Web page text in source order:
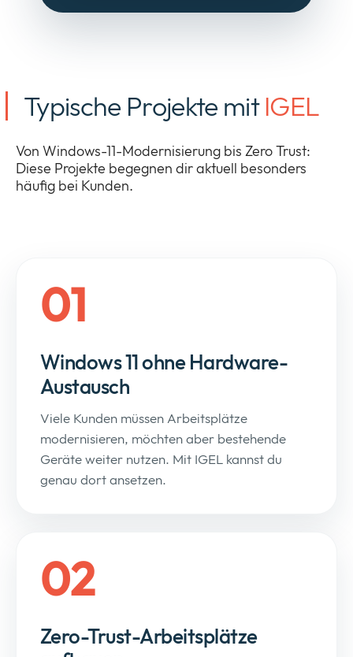
Typische Projekte mitIGEL
Von Windows-11-Modernisierung bis Zero Trust:
Diese Projekte begegnen dir aktuell besonders
häufig bei Kunden.
01
Windows 11 ohne Hardware-
Austausch
Viele Kunden müssen Arbeitsplätze
modernisieren, möchten aber bestehende
Geräte weiter nutzen. Mit IGEL kannst du
genau dort ansetzen.
02
Zero-Trust-Arbeitsplätze